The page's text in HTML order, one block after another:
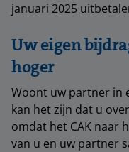
januari 2025
Uw eigen
hoger
Woont uw partner in
kan het zijn dat u
omdat het CAK naar
van u en uw partner